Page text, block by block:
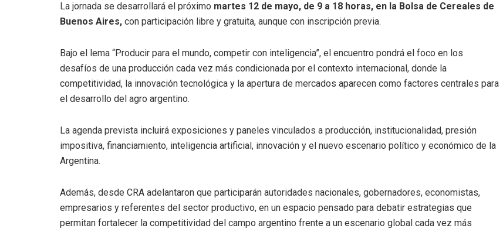
La jornada se desarrollará el próximo martes 12 de mayo, de 9 a 18 horas, en la Bolsa de Cereales de
Buenos Aires, con participación libre y gratuita, aunque con inscripción previa.
Bajo el lema “Producir para el mundo, competir con inteligencia”, el encuentro pondrá el foco en los
desafíos de una producción cada vez más condicionada por el contexto internacional, donde la
competitividad, la innovación tecnológica y la apertura de mercados aparecen como factores centrales para
el desarrollo del agro argentino.
La agenda prevista incluirá exposiciones y paneles vinculados a producción, institucionalidad, presión
impositiva, financiamiento, inteligencia artificial, innovación y el nuevo escenario político y económico de la
Argentina.
Además, desde CRA adelantaron que participarán autoridades nacionales, gobernadores, economistas,
empresarios y referentes del sector productivo, en un espacio pensado para debatir estrategias que
permitan fortalecer la competitividad del campo argentino frente a un escenario global cada vez más